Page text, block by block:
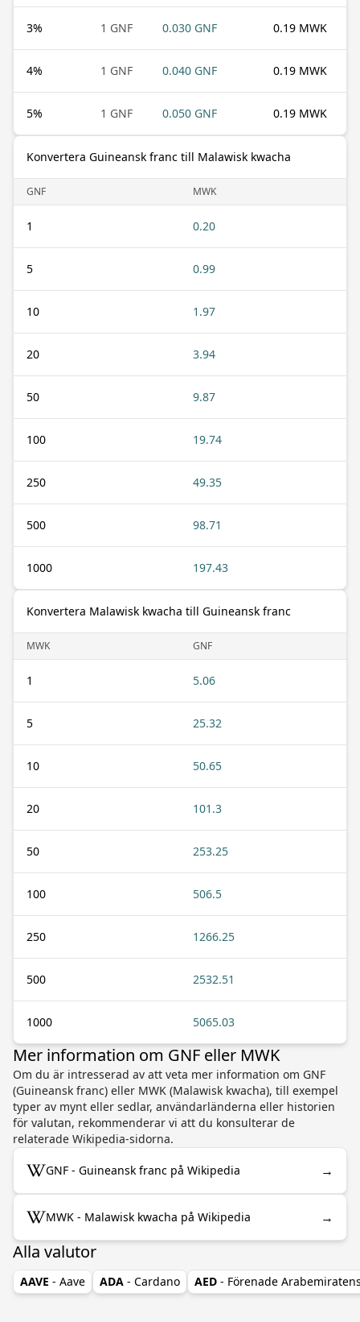
3% 1 GNF 0.030 GNF 0.19 MWK
4% 1 GNF 0.040 GNF 0.19 MWK
5% 1 GNF 0.050 GNF 0.19 MWK
Konvertera Guineansk franc till Malawisk kwacha
GNF MWK
1 0.20
5 0.99
10 1.97
20 3.94
50 9.87
100 19.74
250 49.35
500 98.71
1000 197.43
Konvertera Malawisk kwacha till Guineansk franc
MWK GNF
1 5.06
5 25.32
10 50.65
20 101.3
50 253.25
100 506.5
250 1266.25
500 2532.51
1000 5065.03
Mer information om GNF eller MWK
Om du är intresserad av att veta mer information om GNF
(Guineansk franc) eller MWK (Malawisk kwacha), till exempel
typer av mynt eller sedlar, användarländerna eller historien
för valutan, rekommenderar vi att du konsulterar de
relaterade Wikipedia-sidorna.
GNF - Guineansk franc på Wikipedia →
MWK - Malawisk kwacha på Wikipedia →
Alla valutor
AAVE - Aave ADA - Cardano AED - Förenade